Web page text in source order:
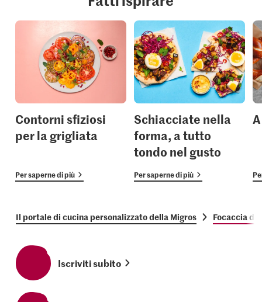
Contorni sfiziosi
per la grigliata
Per saperne di più
Schiacciate nella
forma, a tutto
tondo nel gusto
Per saperne di più
Il portale di cucina personalizzato della Migros Focaccia di
Iscriviti subito